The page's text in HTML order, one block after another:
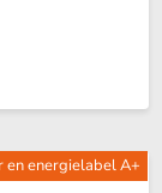
en energielabel A+